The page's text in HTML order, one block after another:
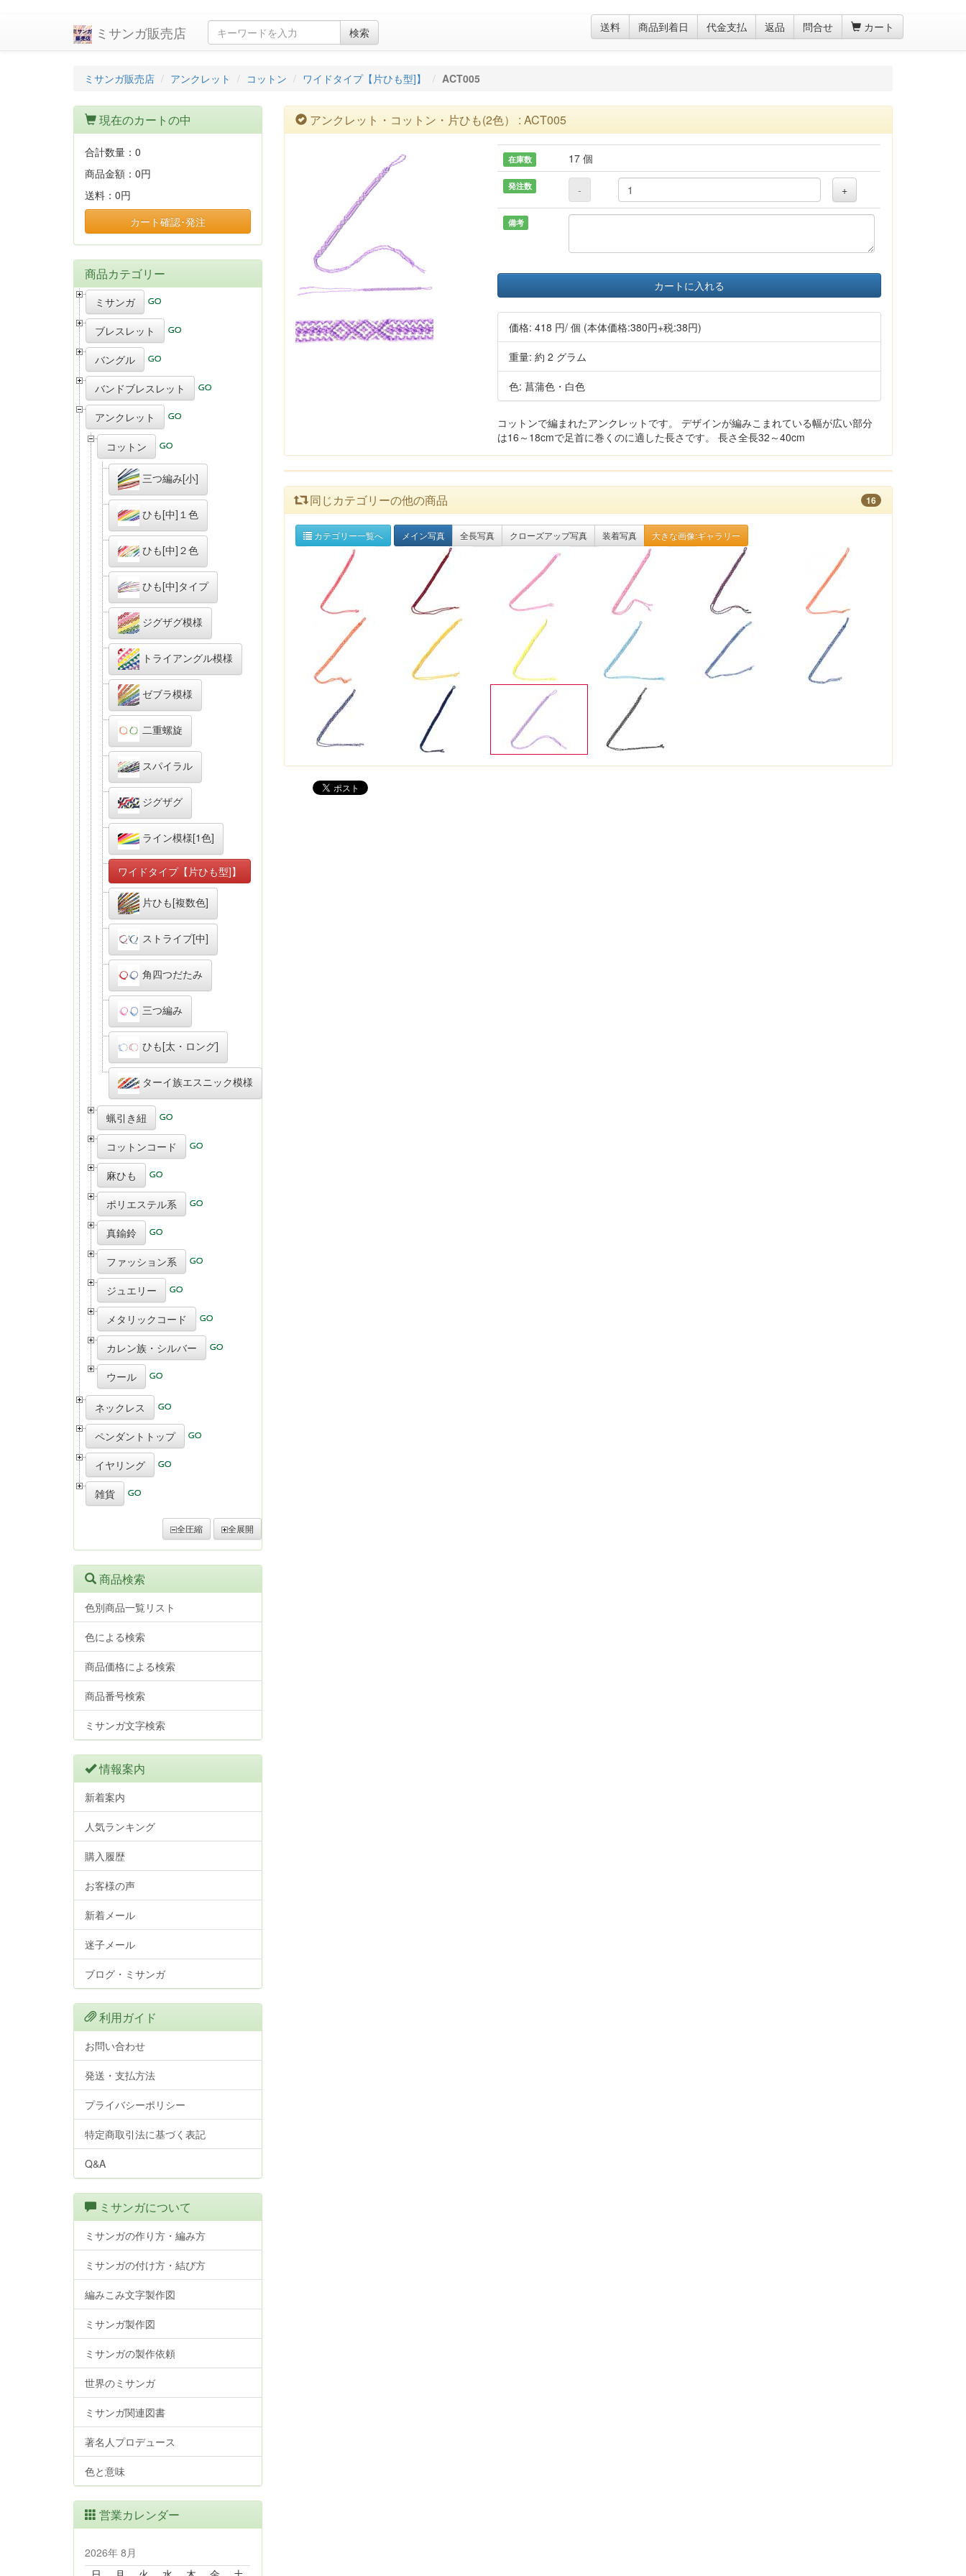
ミサンガ販売店 検索 送料 商品到着日 代金支払 返品 問合せ カート
ミサンガ販売店 アンクレット コットン ワイドタイプ【片ひも型]】 ACT005
アンクレット・コットン・片ひも(2色） : ACT005
在庫数 17 個
発注数 - +
備考
カートに入れる
価格:418 円/ 個 (本体価格:380円+税:38円)
重量: 約 2 グラム
色: 菖蒲色・白色
コットンで編まれたアンクレットです。 デザインが編みこまれている幅が広い部分
は16～18cmで足首に巻くのに適した長さです。 長さ全長32～40cm
同じカテゴリーの他の商品 16
カテゴリー一覧へ メイン写真 全長写真 クローズアップ写真 装着写真 大きな画像:ギャラリー
現在のカートの中
合計数量： 0
商品金額： 0円
送料： 0円
カート確認･発注
商品カテゴリー
ミサンガ
ブレスレット
バングル
バンドブレスレット
アンクレット
コットン
三つ編み[小]
ひも[中]１色
ひも[中]２色
ひも[中]タイプ
ジグザグ模様
トライアングル模様
ゼブラ模様
二重螺旋
スパイラル
ジグザグ
ライン模様[1色]
ワイドタイプ【片ひも型]】
片ひも[複数色]
ストライプ[中]
角四つだたみ
三つ編み
ひも[太・ロング]
ターイ族エスニック模様
蝋引き紐
コットンコード
麻ひも
ポリエステル系
真鍮鈴
ファッション系
ジュエリー
メタリックコード
カレン族・シルバー
ウール
ネックレス
ペンダントトップ
イヤリング
雑貨
全圧縮 全展開
商品検索
色別商品一覧リスト
色による検索
商品価格による検索
商品番号検索
ミサンガ文字検索
情報案内
新着案内
人気ランキング
購入履歴
お客様の声
新着メール
迷子メール
ブログ・ミサンガ
利用ガイド
お問い合わせ
発送・支払方法
プライバシーポリシー
特定商取引法に基づく表記
Q&A
ミサンガについて
ミサンガの作り方・編み方
ミサンガの付け方・結び方
編みこみ文字製作図
ミサンガ製作図
ミサンガの製作依頼
世界のミサンガ
ミサンガ関連図書
著名人プロデュース
色と意味
営業カレンダー
2026年 8月